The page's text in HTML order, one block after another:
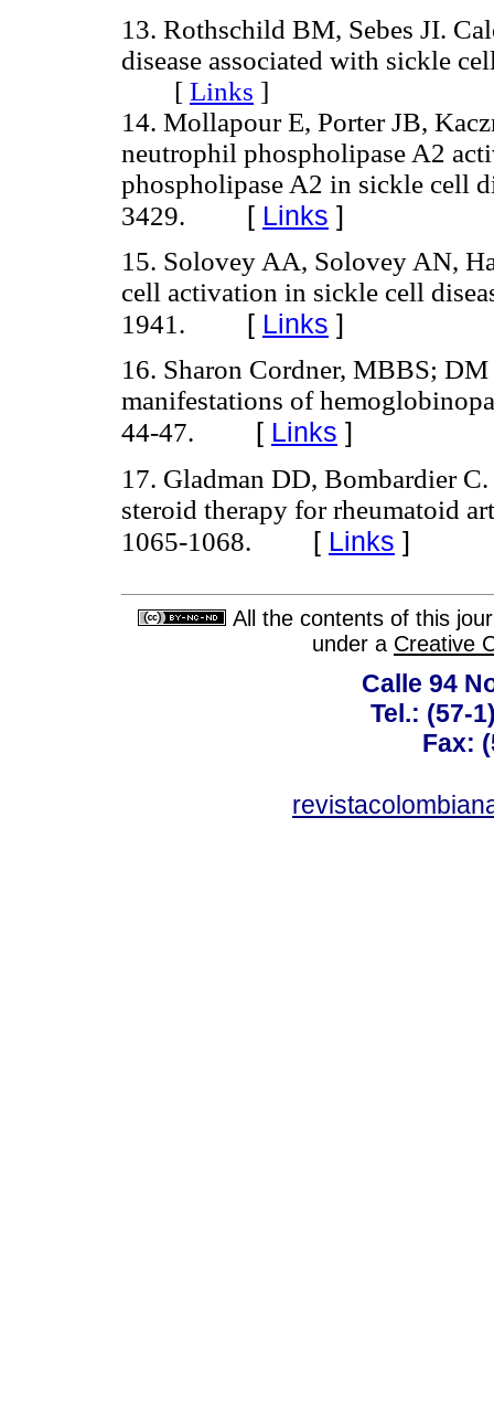
13. Rothschild BM, Sebes JI.
disease associated with sickle
[ Links ]
14. Mollapour E, Porter JB,
neutrophil phospholipase A2
phospholipase A2 in sickle cell
3429. [ Links ]
15. Solovey AA, Solovey AN,
cell activation in sickle cell
1941. [ Links ]
16. Sharon Cordner, MBBS;
manifestations of
44-47. [ Links ]
17. Gladman DD, Bombardier
steroid therapy for rheumatoid
1065-1068. [ Links ]
All the contents of this
under a Creative
Calle 94
Tel.: (57-
Fax: